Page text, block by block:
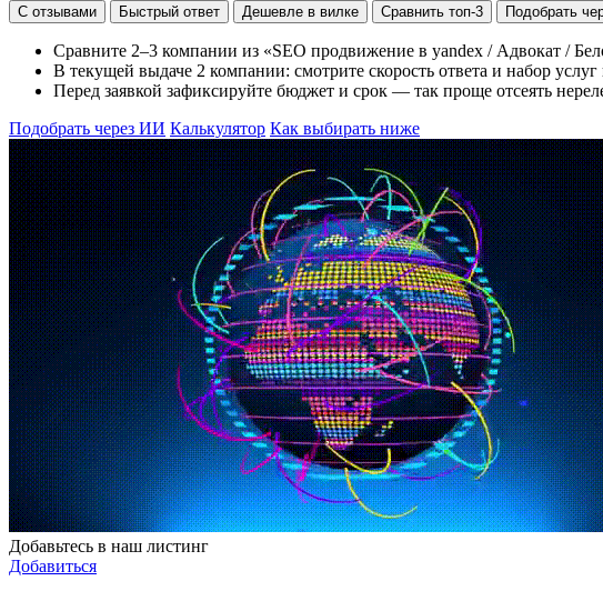
С отзывами Быстрый ответ Дешевле в вилке Сравнить топ-3 Подобрать
Сравните 2–3 компании из «SEO продвижение в yandex / Адвокат /
В текущей выдаче 2 компании: смотрите скорость ответа и набор услуг
Перед заявкой зафиксируйте бюджет и срок — так проще отсеять
Подобрать через ИИ Калькулятор Как выбирать ниже
Добавьтесь в наш листинг
Добавиться